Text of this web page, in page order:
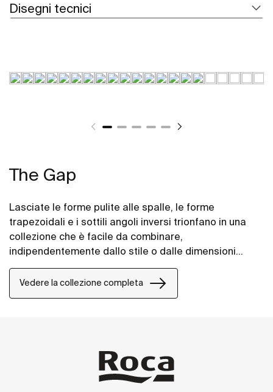
Disegni tecnici
The Gap
Lasciate le forme pulite alle spalle, le forme
trapezoidali e i sottili angoli inversi trionfano in una
collezione che è facile da combinare,
indipendentemente dallo stile o dalle dimensioni
Vedere la collezione completa